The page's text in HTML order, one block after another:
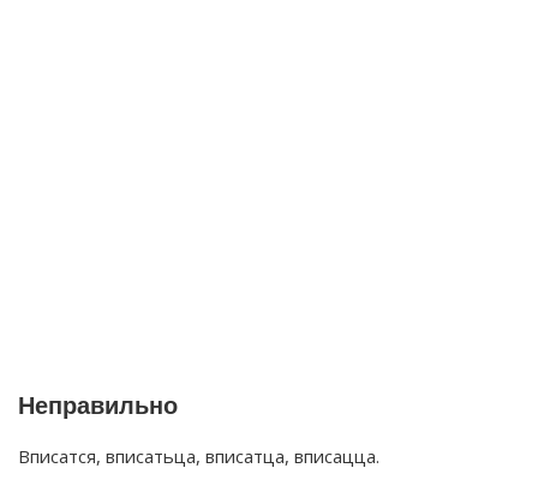
Неправильно
Вписатся, вписатьца, вписатца, вписацца.